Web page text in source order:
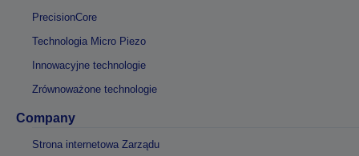
PrecisionCore
Technologia Micro Piezo
Innowacyjne technologie
Zrównoważone technologie
Company
Strona internetowa Zarządu